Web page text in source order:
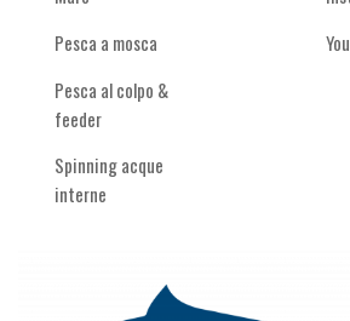
Pesca a mosca
Pesca al colpo &
feeder
Spinning acque
interne